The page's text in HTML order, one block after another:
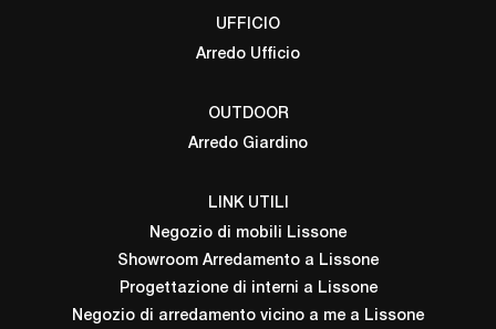
UFFICIO
Arredo Ufficio
OUTDOOR
Arredo Giardino
LINK UTILI
Negozio di mobili Lissone
Showroom Arredamento a Lissone
Progettazione di interni a Lissone
Negozio di arredamento vicino a me a Lissone